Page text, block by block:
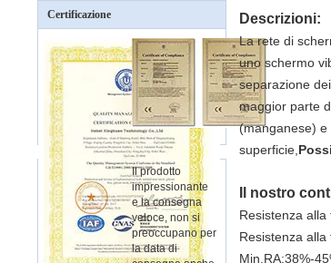
Certificazione
Il prodotto
impressionante
e la consegna
veloce, non si
preoccupano per
la data di
Descrizioni:
La rete di
uno schermo
separazione
maggior parte
(manganese) e
superficie,
Il nostro
Resistenza
Resistenza
Min.RA:38%-